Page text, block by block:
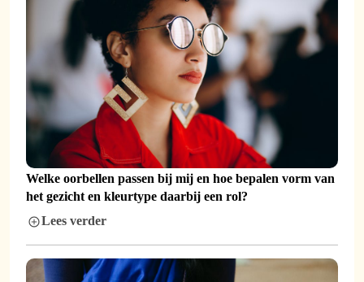
Welke oorbellen passen bij mij en hoe bepalen vorm van
het gezicht en kleurtype daarbij een rol?
Lees verder